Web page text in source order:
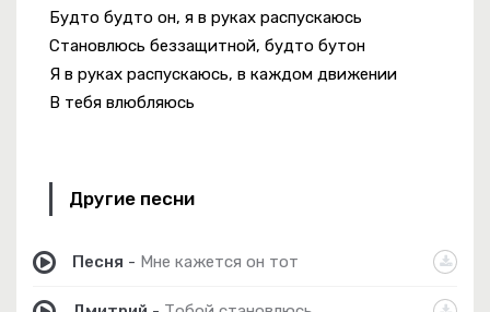
Будто будто он, я в руках распускаюсь
Становлюсь беззащитной, будто бутон
Я в руках распускаюсь, в каждом движении
В тебя влюбляюсь
Другие песни
Песня - Мне кажется он тот